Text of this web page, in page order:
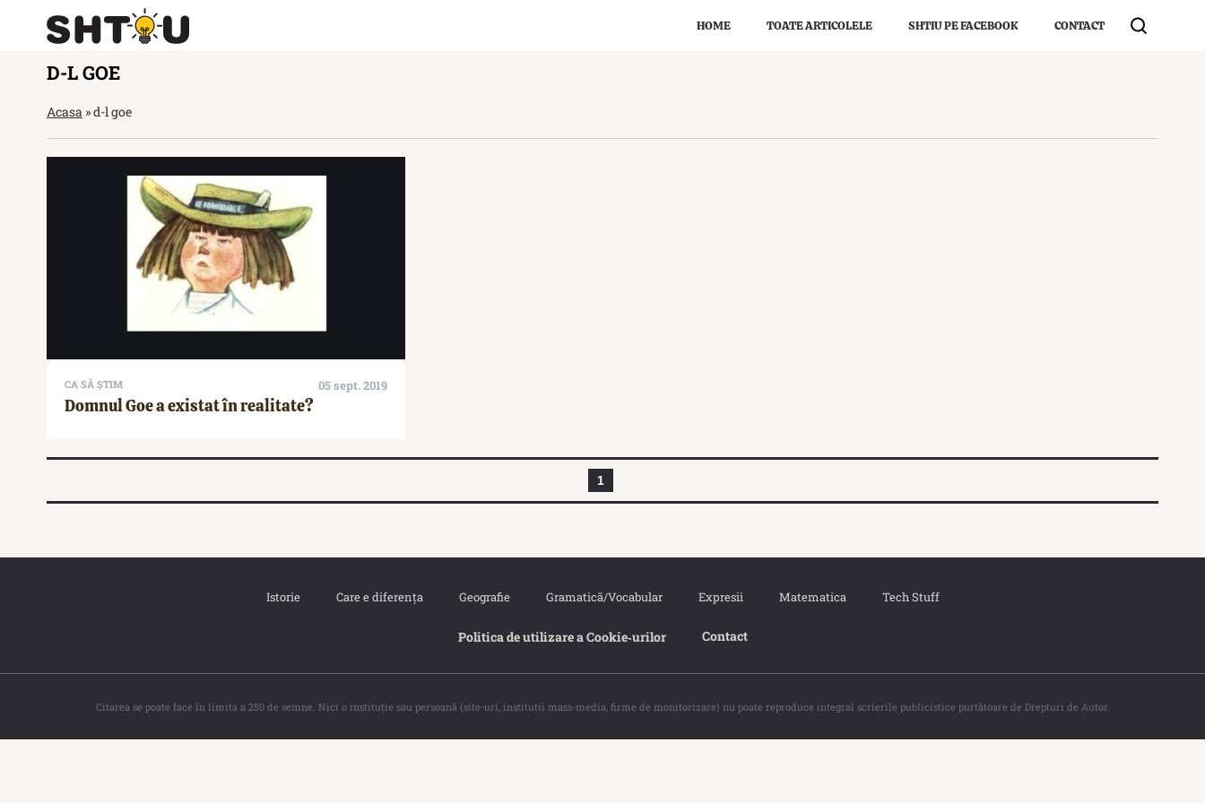
HOME TOATE ARTICOLELE SHTIU PE FACEBOOK CONTACT
D-L GOE
Acasa »d-l goe
CA SĂ ȘTIM 05 sept. 2019
Domnul Goe a existat în realitate?
1
Istorie Care e diferența Geografie Gramatică/Vocabular Expresii Matematica Tech Stuff
Politica de utilizare a Cookie‐urilor Contact
Citarea se poate face în limita a 250 de semne. Nici o instituţie sau persoană (site-uri, instituţii mass-media, firme de monitorizare) nu poate reproduce integral scrierile publicistice purtătoare de Drepturi de Autor.